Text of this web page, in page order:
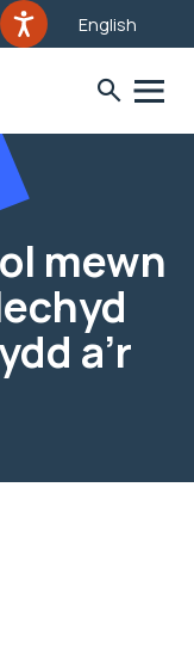
English
mewn
a’r